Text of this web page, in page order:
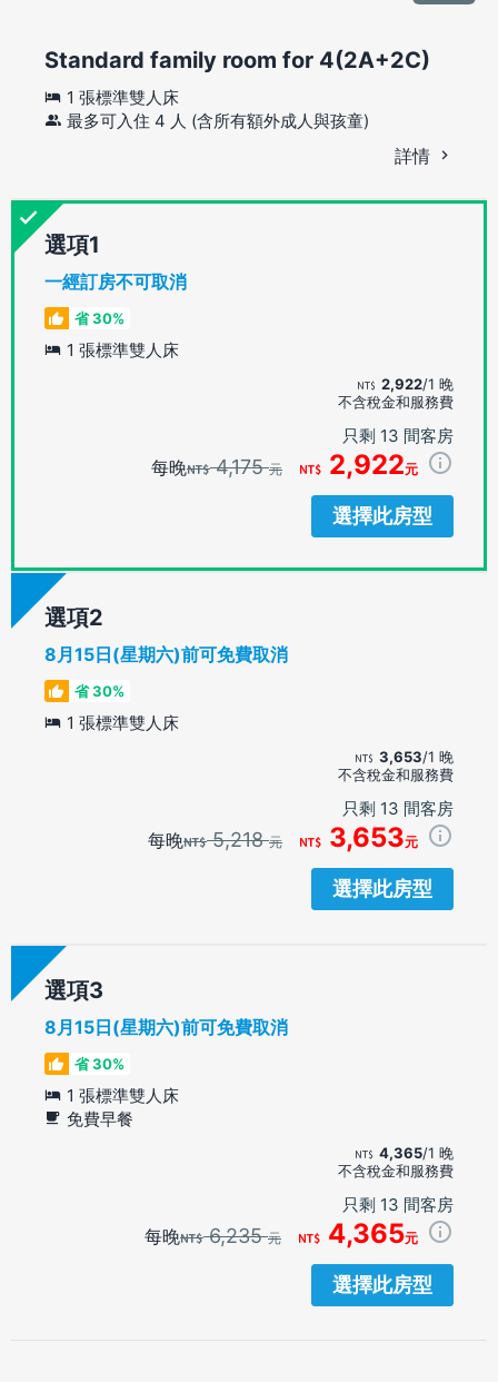
Standard family room for 4(2A+2C)
1 張標準雙人床
最多可入住 4 人 (含所有額外成人與孩童)
詳情
選項
一經訂房不可取消
省 30%
1 張標準雙人床
2,922/1 晚
不含稅金和服務費
只剩 13 間客房
每晚 4,175元 2,922元
選擇此房型
選項
8月15日(星期六)前可免費取消
省 30%
1 張標準雙人床
3,653/1 晚
不含稅金和服務費
只剩 13 間客房
每晚 5,218元 3,653元
選擇此房型
選項
8月15日(星期六)前可免費取消
省 30%
1 張標準雙人床
免費早餐
4,365/1 晚
不含稅金和服務費
只剩 13 間客房
每晚 6,235元 4,365元
選擇此房型